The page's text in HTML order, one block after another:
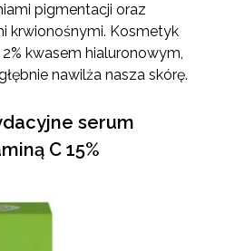
pigmentacji oraz
krwionośnymi. Kosmetyk
kwasem hialuronowym,
nawilża nasza skórę.
serum
C 15%